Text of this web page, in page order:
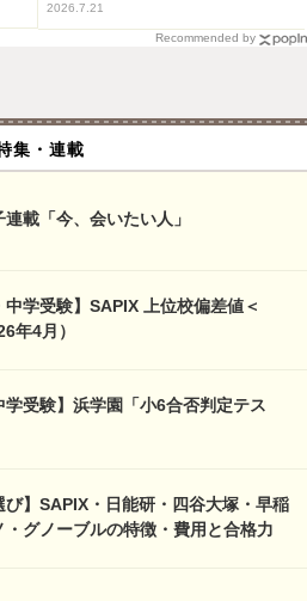
2026.7.21
Recommended by
集・連載
載「今、会いたい人」
学受験】SAPIX 上位校偏差値＜
年4月）
受験】浜学園「小6合否判定テス
び】SAPIX・日能研・四谷大塚・早稲
・グノーブルの特徴・費用と合格力